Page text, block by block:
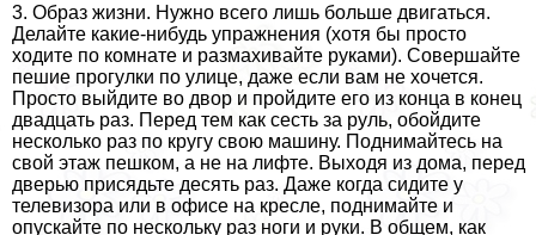
3. Образ жизни. Нужно всего лишь больше двигаться.
Делайте какие-нибудь упражнения (хотя бы просто
ходите по комнате и размахивайте руками). Совершайте
пешие прогулки по улице, даже если вам не хочется.
Просто выйдите во двор и пройдите его из конца в конец
двадцать раз. Перед тем как сесть за руль, обойдите
несколько раз по кругу свою машину. Поднимайтесь на
свой этаж пешком, а не на лифте. Выходя из дома, перед
дверью присядьте десять раз. Даже когда сидите у
телевизора или в офисе на кресле, поднимайте и
опускайте по нескольку раз ноги и руки. В общем, как